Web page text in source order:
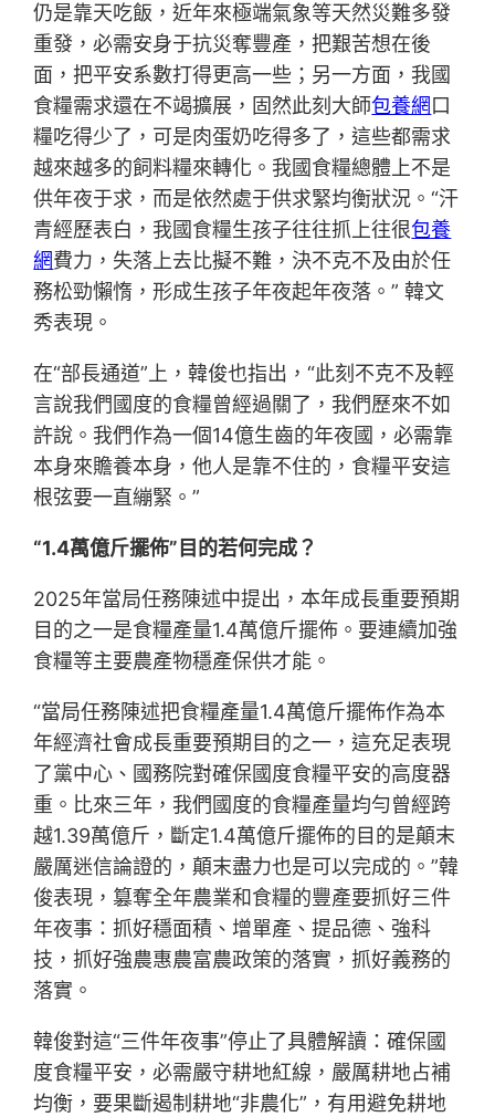
仍是靠天吃飯，近年來極端氣象等天然災難多發
重發，必需安身于抗災奪豐產，把艱苦想在後
面，把平安系數打得更高一些；另一方面，我國
食糧需求還在不竭擴展，固然此刻大師包養網 口
糧吃得少了，可是肉蛋奶吃得多了，這些都需求
越來越多的飼料糧來轉化。我國食糧總體上不是
供年夜于求，而是依然處于供求緊均衡狀況。“汗
青經歷表白，我國食糧生孩子往往抓上往很包養
網費力，失落上去比擬不難，決不克不及由於任
務松勁懶惰，形成生孩子年夜起年夜落。” 韓文
秀表現。
在“部長通道”上，韓俊也指出，“此刻不克不及輕
言說我們國度的食糧曾經過關了，我們歷來不如
許說。我們作為一個14億生齒的年夜國，必需靠
本身來贍養本身，他人是靠不住的，食糧平安這
根弦要一直繃緊。”
“1.4萬億斤擺佈”目的若何完成？
2025年當局任務陳述中提出，本年成長重要預期
目的之一是食糧產量1.4萬億斤擺佈。要連續加強
食糧等主要農產物穩產保供才能。
“當局任務陳述把食糧產量1.4萬億斤擺佈作為本
年經濟社會成長重要預期目的之一，這充足表現
了黨中心、國務院對確保國度食糧平安的高度器
重。比來三年，我們國度的食糧產量均勻曾經跨
越1.39萬億斤，斷定1.4萬億斤擺佈的目的是顛末
嚴厲迷信論證的，顛末盡力也是可以完成的。”韓
俊表現，篡奪全年農業和食糧的豐產要抓好三件
年夜事：抓好穩面積、增單產、提品德、強科
技，抓好強農惠農富農政策的落實，抓好義務的
落實。
韓俊對這“三件年夜事”停止了具體解讀：確保國
度食糧平安，必需嚴守耕地紅線，嚴厲耕地占補
均衡，要果斷遏制耕地“非農化”，有用避免耕地